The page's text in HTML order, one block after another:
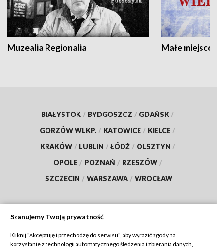
Muzealia Regionalia Małe
BIAŁYSTOK / BYDGOSZCZ / GDAŃSK /
GORZÓW WLKP. / KATOWICE / KIELCE /
KRAKÓW / LUBLIN / ŁÓDŹ / OLSZTYN /
OPOLE / POZNAŃ / RZESZÓW /
SZCZECIN / WARSZAWA / WROCŁAW
TVP
Szanujemy Twoją prywatność
Kliknij "Akceptuję i przechodzę do serwisu", aby wyrazić zgody na
korzystanie z technologii automatycznego śledzenia i zbierania danych,